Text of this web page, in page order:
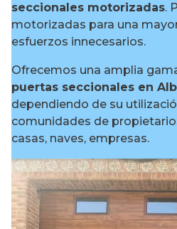
seccionales motorizadas.
motorizadas para una
esfuerzos innecesarios.
Ofrecemos una amplia
puertas seccionales en
dependiendo de su
comunidades de
casas, naves, empresas.